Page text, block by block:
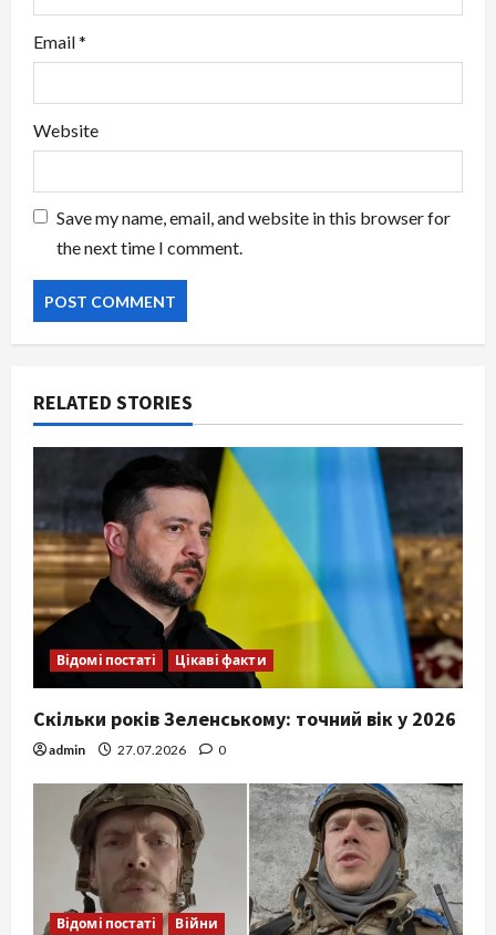
Email*
Website
Save my name, email, and website in this browser for
the next time I comment.
RELATED STORIES
Відомі постаті Цікаві факти
Скільки років Зеленському: точний вік у 2026
admin 27.07.2026 0
Відомі постаті Війни